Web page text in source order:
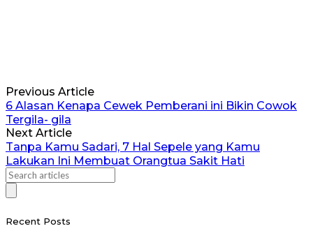
Previous Article
6 Alasan Kenapa Cewek Pemberani ini Bikin Cowok
Tergila- gila
Next Article
Tanpa Kamu Sadari, 7 Hal Sepele yang Kamu
Lakukan Ini Membuat Orangtua Sakit Hati
Recent Posts